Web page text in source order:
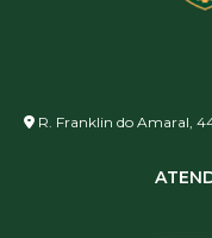
R. Franklin do Amaral,